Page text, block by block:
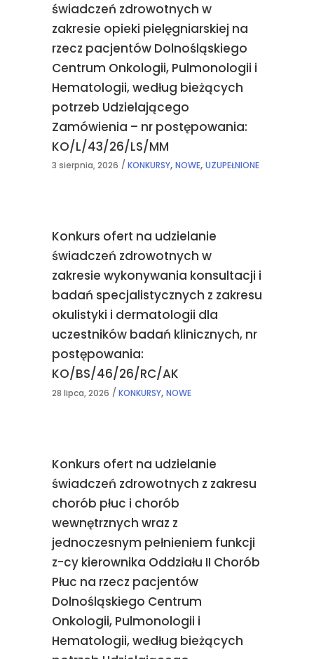
świadczeń zdrowotnych w
zakresie opieki pielęgniarskiej na
rzecz pacjentów Dolnośląskiego
Centrum Onkologii, Pulmonologii i
Hematologii, według bieżących
potrzeb Udzielającego
Zamówienia – nr postępowania:
KO/L/43/26/LS/MM
3 sierpnia, 2026 KONKURSY, NOWE, UZUPEŁNIONE
Konkurs ofert na udzielanie
świadczeń zdrowotnych w
zakresie wykonywania konsultacji i
badań specjalistycznych z zakresu
okulistyki i dermatologii dla
uczestników badań klinicznych, nr
postępowania:
KO/BS/46/26/RC/AK
28 lipca, 2026 KONKURSY, NOWE
Konkurs ofert na udzielanie
świadczeń zdrowotnych z zakresu
chorób płuc i chorób
wewnętrznych wraz z
jednoczesnym pełnieniem funkcji
z-cy kierownika Oddziału II Chorób
Płuc na rzecz pacjentów
Dolnośląskiego Centrum
Onkologii, Pulmonologii i
Hematologii, według bieżących